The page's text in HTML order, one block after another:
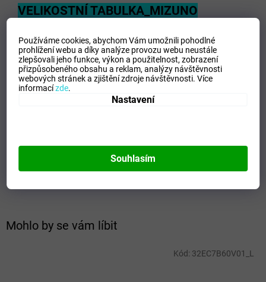
Používáme cookies, abychom Vám umožnili pohodlné
prohlížení webu a díky analýze provozu webu neustále
zlepšovali jeho funkce, výkon a použitelnost,zobrazení
přizpůsobeného obsahu a reklam, analýzy návštěvnosti
webových stránek a zjištění zdroje návštěvnosti.Více
informacízde.
Nastavení
Souhlasím
Mohlo by se vám líbit
Kód: 32EC7B60V01_L
VELIKOSTNÍ TABULKA_MIZUNO
Doplňkové parametry
Kategorie:
Pánské mikiny
Zvolte variantu